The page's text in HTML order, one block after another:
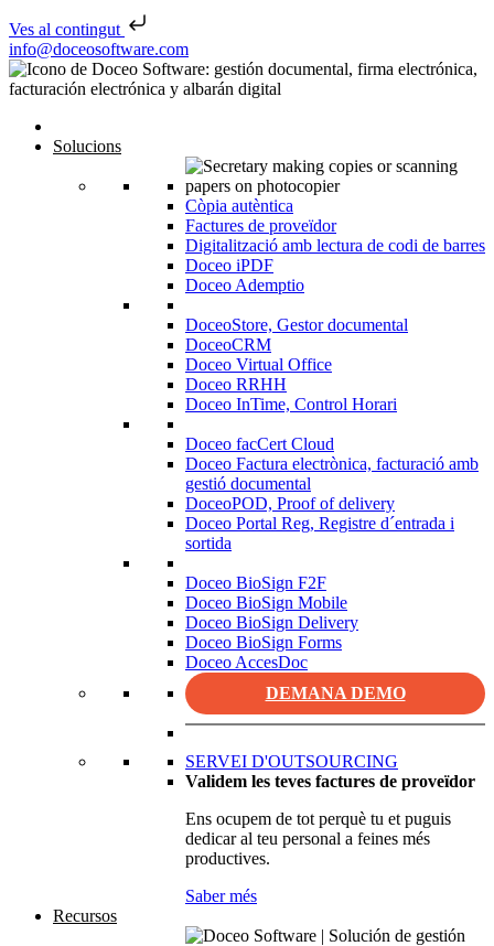
Ves al contingut
Skip to content
info@doceosoftware.com
Solucions
Còpia autèntica
Factures de proveïdor
Digitalització amb lectura de codi de barres
Doceo iPDF
Doceo Ademptio
DoceoStore, Gestor documental
DoceoCRM
Doceo Virtual Office
Doceo RRHH
Doceo InTime, Control Horari
Doceo facCert Cloud
Doceo Factura electrònica, facturació amb
gestió documental
DoceoPOD, Proof of delivery
Doceo Portal Reg, Registre d´entrada i
sortida
Doceo BioSign F2F
Doceo BioSign Mobile
Doceo BioSign Delivery
Doceo BioSign Forms
Doceo AccesDoc
DEMANA DEMO
SERVEI D'OUTSOURCING
Validem les teves factures de proveïdor
Ens ocupem de tot perquè tu et puguis
dedicar al teu personal a feines més
productives.
Saber més
Recursos